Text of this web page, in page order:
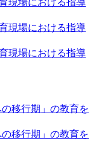
現場における指導
現場における指導
現場における指導
の移行期」の教育を
の移行期」の教育を